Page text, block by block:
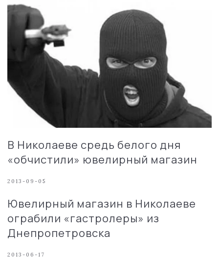
В Николаеве средь белого дня
«обчистили» ювелирный магазин
2013-09-05
Ювелирный магазин в Николаеве
ограбили «гастролеры» из
Днепропетровска
2013-06-17